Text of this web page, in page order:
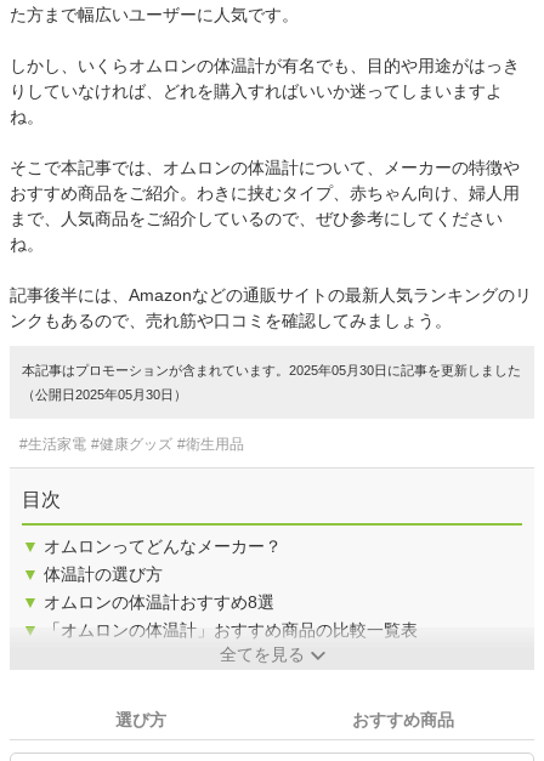
た方まで幅広いユーザーに人気です。
しかし、いくらオムロンの体温計が有名でも、目的や用途がはっき
りしていなければ、どれを購入すればいいか迷ってしまいますよ
ね。
そこで本記事では、オムロンの体温計について、メーカーの特徴や
おすすめ商品をご紹介。わきに挟むタイプ、赤ちゃん向け、婦人用
まで、人気商品をご紹介しているので、ぜひ参考にしてください
ね。
記事後半には、Amazonなどの通販サイトの最新人気ランキングのリ
ンクもあるので、売れ筋や口コミを確認してみましょう。
本記事はプロモーションが含まれています。2025年05月30日に記事を更新しました
（公開日2025年05月30日）
#生活家電 #健康グッズ #衛生用品
目次
▼ オムロンってどんなメーカー？
▼ 体温計の選び方
▼ オムロンの体温計おすすめ8選
▼
「オムロンの体温計」おすすめ商品の比較一覧表
全てを見る
選び方 おすすめ商品